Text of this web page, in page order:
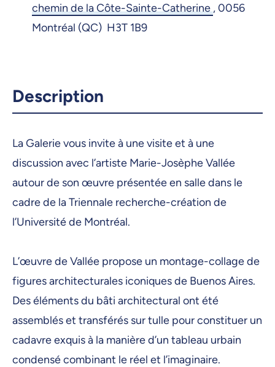
chemin de la Côte-Sainte-Catherine ,0056
Montréal (QC) H3T 1B9
Description
La Galerie vous invite à une visite et à une
discussion avec l’artiste Marie-Josèphe Vallée
autour de son œuvre présentée en salle dans le
cadre de la Triennale recherche-création de
l’Université de Montréal.
L’œuvre de Vallée propose un montage-collage de
figures architecturales iconiques de Buenos Aires.
Des éléments du bâti architectural ont été
assemblés et transférés sur tulle pour constituer un
cadavre exquis à la manière d’un tableau urbain
condensé combinant le réel et l’imaginaire.